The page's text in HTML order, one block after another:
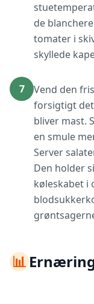
de
tomater i
skyllede
7
Vend den
forsigtigt det
bliver mast.
en smule
Server
Den holder
køleskabet i
📊